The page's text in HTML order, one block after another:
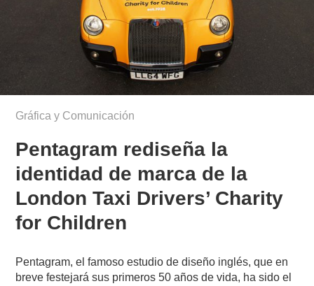
Gráfica y Comunicación
Pentagram rediseña la
identidad de marca de la
London Taxi Drivers’ Charity
for Children
Pentagram, el famoso estudio de diseño inglés, que en
breve festejará sus primeros 50 años de vida, ha sido el